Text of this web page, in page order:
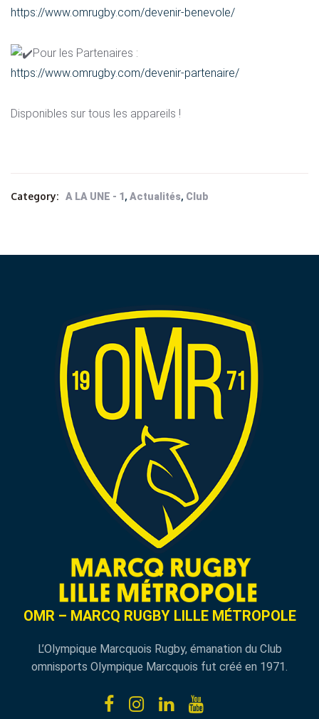
https://www.omrugby.com/devenir-benevole/
Pour les Partenaires :
https://www.omrugby.com/devenir-partenaire/
Disponibles sur tous les appareils !
Category: A LA UNE - 1 , Actualités, Club
OMR – MARCQ RUGBY LILLE MÉTROPOLE
L’Olympique Marcquois Rugby, émanation du Club
omnisports Olympique Marcquois fut créé en 1971.